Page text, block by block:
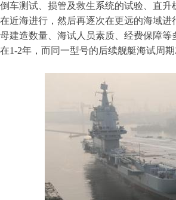
车测试、损管及救生系统的试验、直
近海进行，然后再逐次在更远的海域
建造数量、海试人员素质、经费保障
1-2年，而同一型号的后续舰艇海试周期